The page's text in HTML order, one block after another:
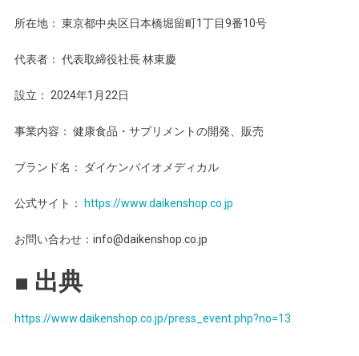
所在地： 東京都中央区日本橋堀留町1丁目9番10号
代表者： 代表取締役社長 林東慶
設立： 2024年1月22日
事業内容： 健康食品・サプリメントの開発、販売
ブランド名： ダイケンバイオメディカル
公式サイト： https://www.daikenshop.co.jp
お問い合わせ：info@daikenshop.co.jp
■ 出典
https://www.daikenshop.co.jp/press_event.php?no=13